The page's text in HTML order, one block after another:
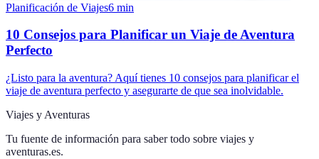
Planificación de Viajes6 min
10 Consejos para Planificar un Viaje de Aventura
Perfecto
¿Listo para la aventura? Aquí tienes 10 consejos para planificar el
viaje de aventura perfecto y asegurarte de que sea inolvidable.
Viajes y Aventuras
Tu fuente de información para saber todo sobre viajes y
aventuras.es.